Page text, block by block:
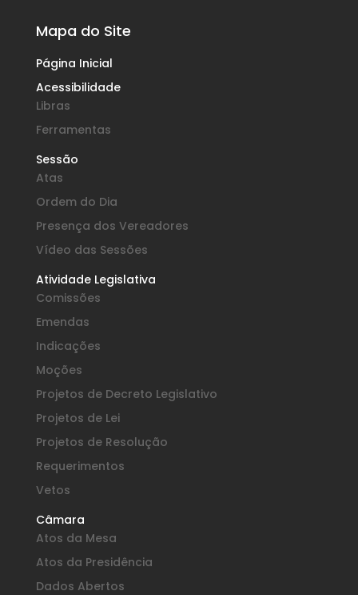
Mapa do Site
Página Inicial
Acessibilidade
Libras
Ferramentas
Sessão
Atas
Ordem do Dia
Presença dos Vereadores
Vídeo das Sessões
Atividade Legislativa
Comissões
Emendas
Indicações
Moções
Projetos de Decreto Legislativo
Projetos de Lei
Projetos de Resolução
Requerimentos
Vetos
Câmara
Atos da Mesa
Atos da Presidência
Dados Abertos